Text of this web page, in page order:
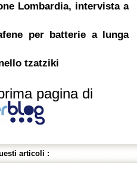
Lombardia, intervista a
per batterie a lunga
tzatziki
pagina di
articoli :